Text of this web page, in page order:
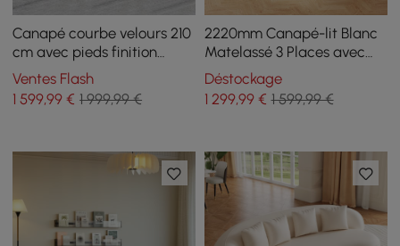
Canapé courbe velours 210
cm avec pieds finition
dorée et coussins
Ventes Flash
1 599,99 € 1 999,99 €
2220mm Canapé-lit Blanc
Matelassé 3 Places avec
Rangement Latéral
Moderne
Déstockage
1 299,99€ 1 599,99 €